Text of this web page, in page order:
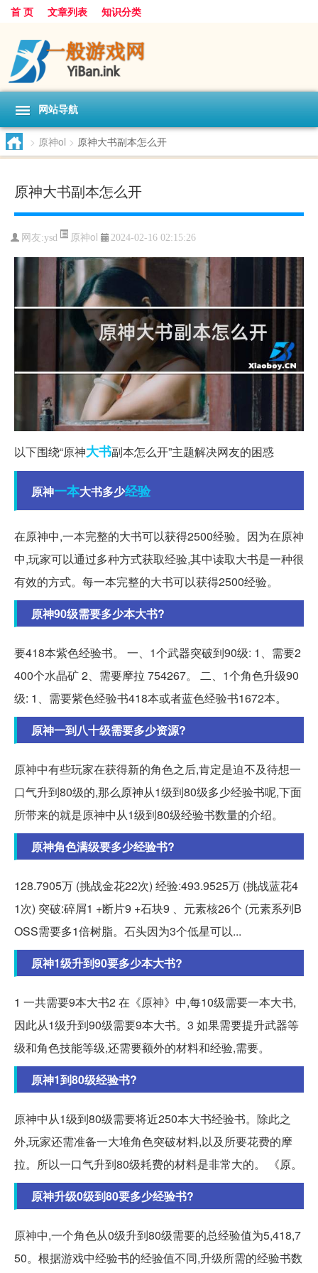
首 页 文章列表 知识分类
网站导航
> 原神ol > 原神大书副本怎么开
原神大书副本怎么开
网友:ysd 原神ol 2024-02-16 02:15:26
以下围绕“原神大书副本怎么开”主题解决网友的困惑
原神一本大书多少经验
在原神中,一本完整的大书可以获得2500经验。因为在原神
中,玩家可以通过多种方式获取经验,其中读取大书是一种很
有效的方式。每一本完整的大书可以获得2500经验。
原神90级需要多少本大书?
要418本紫色经验书。 一、1个武器突破到90级: 1、需要2
400个水晶矿 2、需要摩拉 754267。 二、1个角色升级90
级: 1、需要紫色经验书418本或者蓝色经验书1672本。
原神一到八十级需要多少资源?
原神中有些玩家在获得新的角色之后,肯定是迫不及待想一
口气升到80级的,那么原神从1级到80级多少经验书呢,下面
所带来的就是原神中从1级到80级经验书数量的介绍。
原神角色满级要多少经验书?
128.7905万 (挑战金花22次) 经验:493.9525万 (挑战蓝花4
1次) 突破:碎屑1 +断片9 +石块9 、元素核26个 (元素系列B
OSS需要多1倍树脂。石头因为3个低星可以...
原神1级升到90要多少本大书?
1 一共需要9本大书2 在《原神》中,每10级需要一本大书,
因此从1级升到90级需要9本大书。3 如果需要提升武器等
级和角色技能等级,还需要额外的材料和经验,需要。
原神1到80级经验书?
原神中从1级到80级需要将近250本大书经验书。除此之
外,玩家还需准备一大堆角色突破材料,以及所要花费的摩
拉。所以一口气升到80级耗费的材料是非常大的。 《原。
原神升级0级到80要多少经验书?
原神中,一个角色从0级升到80级需要的总经验值为5,418,7
50。根据游戏中经验书的经验值不同,升级所需的经验书数